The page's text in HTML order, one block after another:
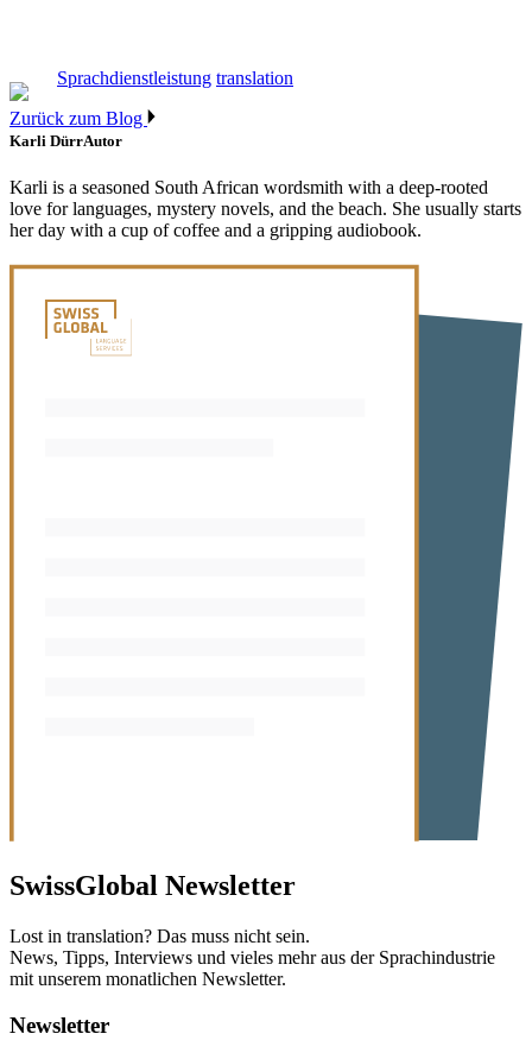
Sprachdienstleistung translation
Zurück zum Blog
Karli DürrAutor
Karli is a seasoned South African wordsmith with a deep-rooted
love for languages, mystery novels, and the beach. She usually starts
her day with a cup of coffee and a gripping audiobook.
SwissGlobal Newsletter
Lost in translation? Das muss nicht sein.
News, Tipps, Interviews und vieles mehr aus der Sprachindustrie
mit unserem monatlichen Newsletter.
Newsletter